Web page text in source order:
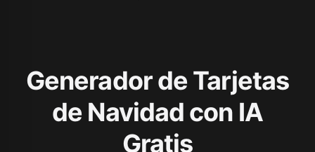
Generador de Tarjetas
de Navidad con IA
Gratis